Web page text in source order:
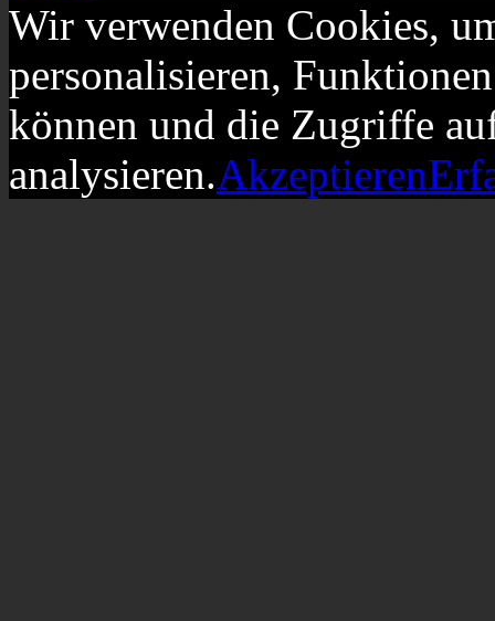
Wir verwenden Cookies,
personalisieren,
können und die Zugriffe
analysieren.Akzeptieren